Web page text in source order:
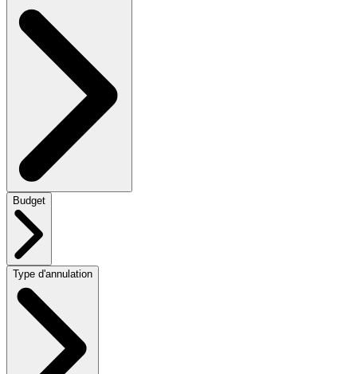
Budget
Type d'annulation